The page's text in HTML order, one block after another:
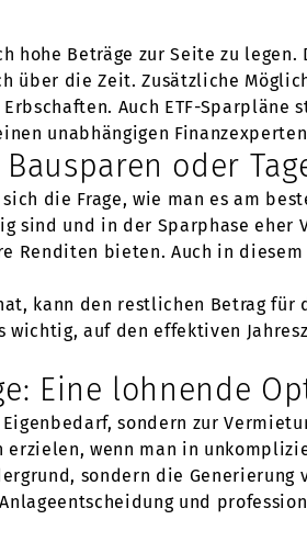
Beträge zur Seite zu
über die Zeit. Zusätzliche
Auch ETF-
unabhängigen
oder
die Frage, wie man es am
und in der Sparphase eher
Renditen bieten. Auch in
kann den restlichen Betrag
auf den effektiven
Eine lohnende
sondern zur
wenn man in
sondern die Generierung
und